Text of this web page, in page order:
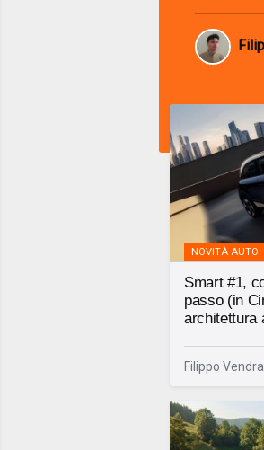
NOVITÀ AUTO
Smart #1,
passo (in
architettura
Filippo